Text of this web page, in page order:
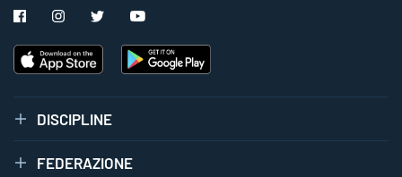
DISCIPLINE
FEDERAZIONE